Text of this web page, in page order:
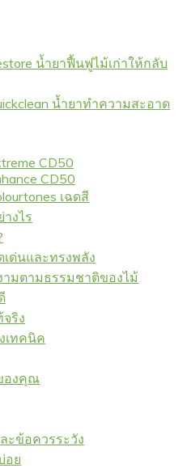
น้ำยาฟื้นฟูไม้เก่าให้กลับ
น้ำยาทำความสะอาด
CD50
CD50
เฉดสี
งไร
ด่นและทรงพลัง
ามตามธรรมชาติของไม้
ริง
เทคนิค
องคุณ
ะข้อควรระวัง
อย